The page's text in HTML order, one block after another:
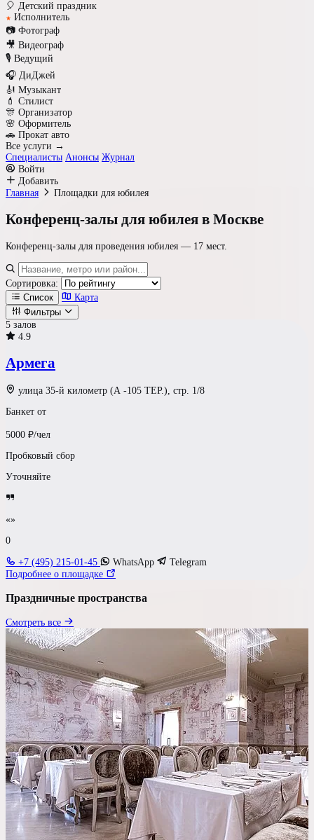
🎈 Детский праздник
★ Исполнитель
📷 Фотограф
🎥 Видеограф
🎙️ Ведущий
🎧 ДиДжей
🎻 Музыкант
💄 Стилист
🎊 Организатор
🌸 Оформитель
🚗 Прокат авто
Все услуги →
Специалисты Анонсы Журнал
Войти
Добавить
Главная
Площадки для юбилея
Конференц-залы для юбилея в Москве
Конференц-залы для проведения юбилея — 17 мест.
Сортировка:
Список
Карта
Фильтры
Где празднуем?
Формат площадки
Светлый Лофт
Шатер у воды
Усадьба
Требования к площадке
Выездная церемония
Номер для молодых
Свой алкоголь
У воды
Шуметь после 23:00
Своя парковка
Показать результаты
Сбросить
5 залов
4.9
Армега
улица 35-й километр (А -105 ТЕР.), стр. 1/8
Банкет от
5000 ₽/чел
Пробковый сбор
Уточняйте
«»
0
+7 (495) 215-01-45 WhatsApp
Telegram
Подробнее о площадке
Праздничные пространства
Смотреть все